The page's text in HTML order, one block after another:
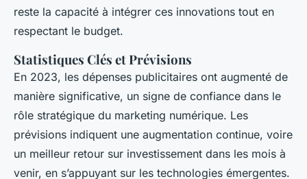
reste la capacité à intégrer ces innovations tout en
respectant le budget.
Statistiques Clés et Prévisions
En 2023, les dépenses publicitaires ont augmenté de
manière significative, un signe de confiance dans le
rôle stratégique du marketing numérique. Les
prévisions indiquent une augmentation continue, voire
un meilleur retour sur investissement dans les mois à
venir, en s’appuyant sur les technologies émergentes.